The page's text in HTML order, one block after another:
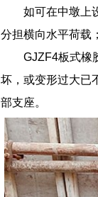
如可在中墩上
分担横向水平荷载
GJZF4板式橡
坏，或变形过大已
部支座。